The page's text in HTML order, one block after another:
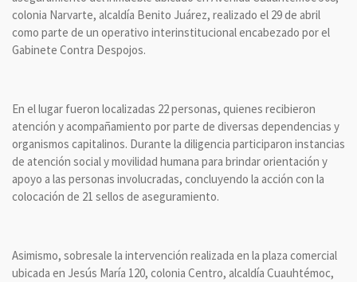
colonia Narvarte, alcaldía Benito Juárez, realizado el 29 de abril
como parte de un operativo interinstitucional encabezado por el
Gabinete Contra Despojos.
En el lugar fueron localizadas 22 personas, quienes recibieron
atención y acompañamiento por parte de diversas dependencias y
organismos capitalinos. Durante la diligencia participaron instancias
de atención social y movilidad humana para brindar orientación y
apoyo a las personas involucradas, concluyendo la acción con la
colocación de 21 sellos de aseguramiento.
Asimismo, sobresale la intervención realizada en la plaza comercial
ubicada en Jesús María 120, colonia Centro, alcaldía Cuauhtémoc,